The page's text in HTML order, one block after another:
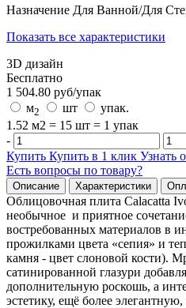
Назначение Для Ванной/Для
Показать все характеристики
3D дизайн
Бесплатно
1 504.80 руб/упак
м2 шт
упак.
1.52 м2 = 15 шт = 1 упак
-
Купить Купить в 1 клик Узнать
Есть вопросы по товару?
Описание Характеристики
Облицовочная плита Calacatta
необычное и приятное
востребованных материалов в
прожилками цвета «сепия» и
камня - цвет слоновой кости).
сатинированной глазури
дополнительную роскошь, а
эстетику, ещё более